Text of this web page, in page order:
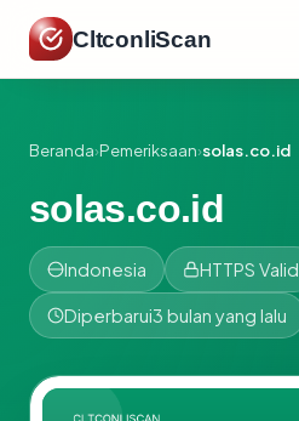
CltconliScan
Beranda›Pemeriksaan›solas.co.id
solas.co.id
Indonesia HTTPS Valid
Diperbarui3 bulan yang lalu